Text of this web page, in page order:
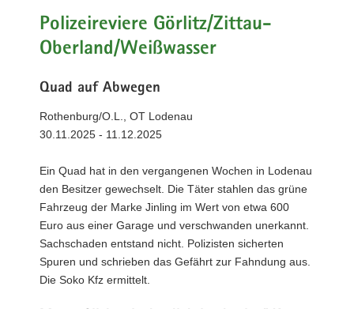
Polizeireviere Görlitz/Zittau-
Oberland/Weißwasser
Quad auf Abwegen
Rothenburg/O.L., OT Lodenau
30.11.2025 - 11.12.2025
Ein Quad hat in den vergangenen Wochen in Lodenau
den Besitzer gewechselt. Die Täter stahlen das grüne
Fahrzeug der Marke Jinling im Wert von etwa 600
Euro aus einer Garage und verschwanden unerkannt.
Sachschaden entstand nicht. Polizisten sicherten
Spuren und schrieben das Gefährt zur Fahndung aus.
Die Soko Kfz ermittelt.